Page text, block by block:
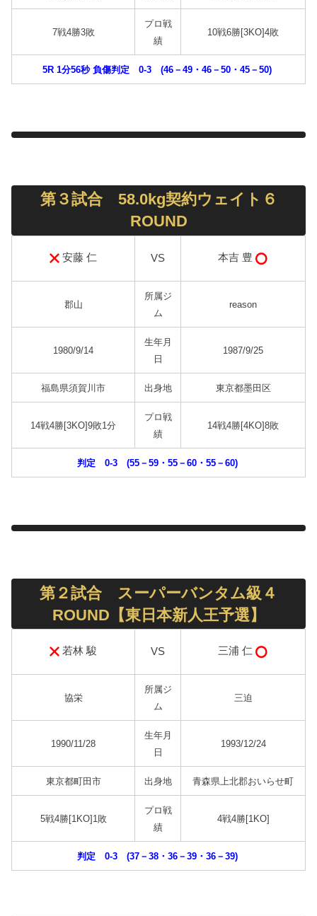
7戦4勝3敗
プロ戦
績
10戦6勝[3KO]4敗
5R 1分56秒 負傷判定 0-3 (46－49・46－50・45－50)
第３試合 58.0kg契約ウェイト６
ROUND
安藤 仁 VS 本吉 豊
郡山
所属ジ
ム
reason
1980/9/14
生年月
日
1987/9/25
福島県須賀川市 出身地 東京都墨田区
14戦4勝[3KO]9敗1分
プロ戦
績
14戦4勝[4KO]8敗
判定 0-3 (55－59・55－60・55－60)
第２試合 スーパーバンタム級４
ROUND【東日本新人王予選】
若林 駿 VS 三浦 仁
協栄
所属ジ
ム
三迫
1990/11/28
生年月
日
1993/12/24
東京都町田市 出身地 青森県上北郡おいらせ町
5戦4勝[1KO]1敗
プロ戦
績
4戦4勝[1KO]
判定 0-3 (37－38・36－39・36－39)